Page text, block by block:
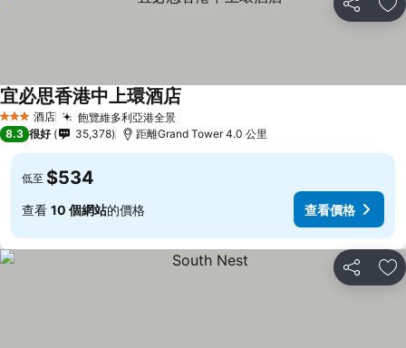
分享 放
3 星級 酒店 飽覽維多利亞港全景
宜必思香港中上環酒店
8.3 很好 35,378 距離Grand Tower 4.0 公里
低至 $534
查看 10 個網站的價格 查看價格
分享 放